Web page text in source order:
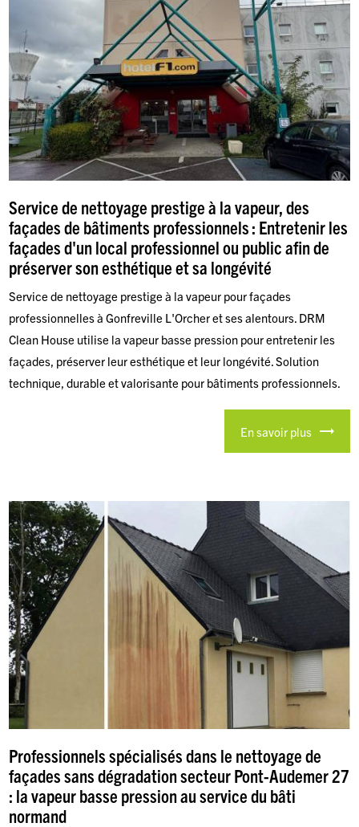
Service de nettoyage prestige à la vapeur, des
façades de bâtiments professionnels : Entretenir les
façades d'un local professionnel ou public afin de
préserver son esthétique et sa longévité
Service de nettoyage prestige à la vapeur pour façades
professionnelles à Gonfreville L'Orcher et ses alentours. DRM
Clean House utilise la vapeur basse pression pour entretenir les
façades, préserver leur esthétique et leur longévité. Solution
technique, durable et valorisante pour bâtiments professionnels.
En savoir plus
Professionnels spécialisés dans le nettoyage de
façades sans dégradation secteur Pont-Audemer 27
: la vapeur basse pression au service du bâti
normand